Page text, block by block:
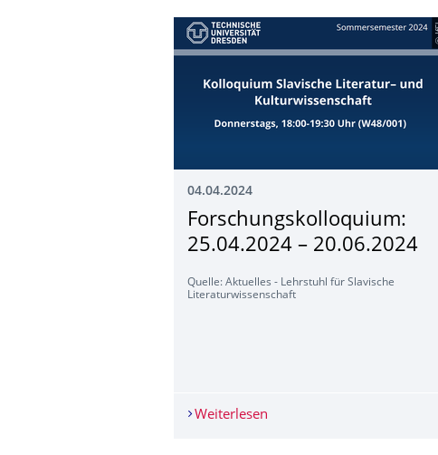
©
04.04.2024
Forschungskollo­quium:
25.04.2024 – 20.06.2024
Quelle: Aktuelles - Lehrstuhl für Slavische
Literaturwissenschaft
Weiterlesen Forschungskolloquium: